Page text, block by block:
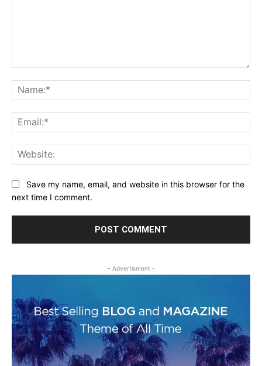
Save my name, email, and website in this browser for the
next time I comment.
- Advertisment -